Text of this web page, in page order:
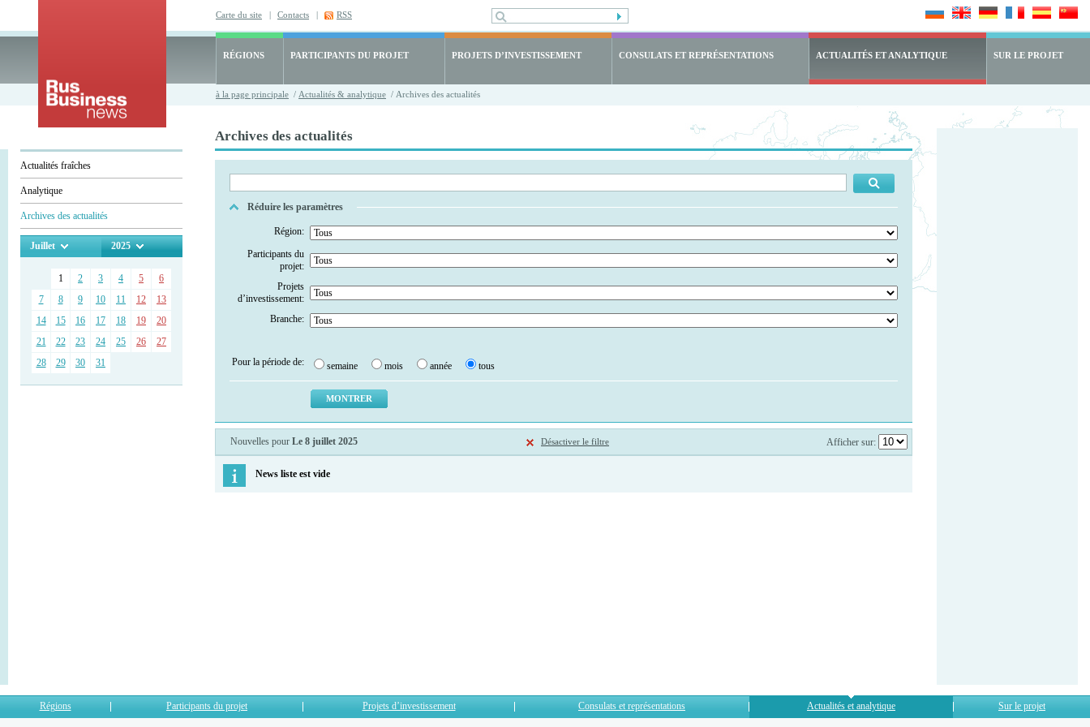
Carte du site | Contacts | RSS
RÉGIONS PARTICIPANTS DU PROJET PROJETS D’INVESTISSEMENT CONSULATS ET REPRÉSENTATIONS ACTUALITÉS ET ANALYTIQUE SUR LE PROJET
à la page principale / Actualités & analytique / Archives des actualités
Actualités fraîches
Analytique
Archives des actualités
Juillet 2025
1 2 3 4 5
6
7
8 9 10 11 12
13
14
15 16 17 18 19
20
21
22 23 24 25 26
27
28
29 30 31
Archives des actualités
Réduire les paramètres
Région:
Participants du
projet:
Projets
d’investissement:
Branche:
Pour la période de: semaine mois année tous
Nouvelles pour Le 8 juillet 2025 Désactiver le filtre Afficher sur:
News liste est vide
Régions Participants du projet Projets d’investissement Consulats et représentations Actualités et analytique Sur le projet